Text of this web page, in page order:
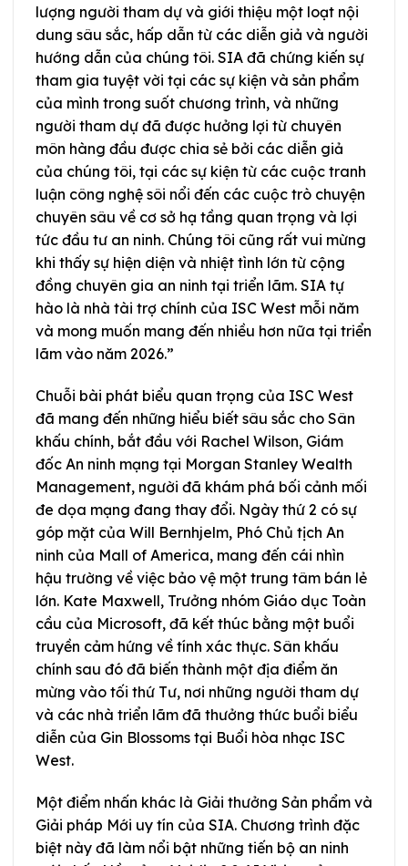
lượng người tham dự và giới thiệu một loạt nội
dung sâu sắc, hấp dẫn từ các diễn giả và người
hướng dẫn của chúng tôi. SIA đã chứng kiến sự
tham gia tuyệt vời tại các sự kiện và sản phẩm
của mình trong suốt chương trình, và những
người tham dự đã được hưởng lợi từ chuyên
môn hàng đầu được chia sẻ bởi các diễn giả
của chúng tôi, tại các sự kiện từ các cuộc tranh
luận công nghệ sôi nổi đến các cuộc trò chuyện
chuyên sâu về cơ sở hạ tầng quan trọng và lợi
tức đầu tư an ninh. Chúng tôi cũng rất vui mừng
khi thấy sự hiện diện và nhiệt tình lớn từ cộng
đồng chuyên gia an ninh tại triển lãm. SIA tự
hào là nhà tài trợ chính của ISC West mỗi năm
và mong muốn mang đến nhiều hơn nữa tại triển
lãm vào năm 2026.”
Chuỗi bài phát biểu quan trọng của ISC West
đã mang đến những hiểu biết sâu sắc cho Sân
khấu chính, bắt đầu với Rachel Wilson, Giám
đốc An ninh mạng tại Morgan Stanley Wealth
Management, người đã khám phá bối cảnh mối
đe dọa mạng đang thay đổi. Ngày thứ 2 có sự
góp mặt của Will Bernhjelm, Phó Chủ tịch An
ninh của Mall of America, mang đến cái nhìn
hậu trường về việc bảo vệ một trung tâm bán lẻ
lớn. Kate Maxwell, Trưởng nhóm Giáo dục Toàn
cầu của Microsoft, đã kết thúc bằng một buổi
truyền cảm hứng về tính xác thực. Sân khấu
chính sau đó đã biến thành một địa điểm ăn
mừng vào tối thứ Tư, nơi những người tham dự
và các nhà triển lãm đã thưởng thức buổi biểu
diễn của Gin Blossoms tại Buổi hòa nhạc ISC
West.
Một điểm nhấn khác là Giải thưởng Sản phẩm và
Giải pháp Mới uy tín của SIA. Chương trình đặc
biệt này đã làm nổi bật những tiến bộ an ninh